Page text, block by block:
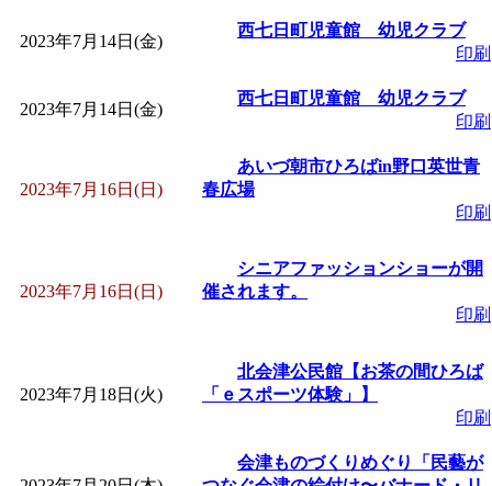
2023年7月14日(金)
西七日町児童館 幼児クラブ
印刷
2023年7月14日(金)
西七日町児童館 幼児クラブ
印刷
2023年7月16日(日)
あいづ朝市ひろばin野口英世青
春広場
印刷
2023年7月16日(日)
シニアファッションショーが開
催されます。
印刷
2023年7月18日(火)
北会津公民館【お茶の間ひろば
「ｅスポーツ体験」】
印刷
会津ものづくりめぐり「民藝が